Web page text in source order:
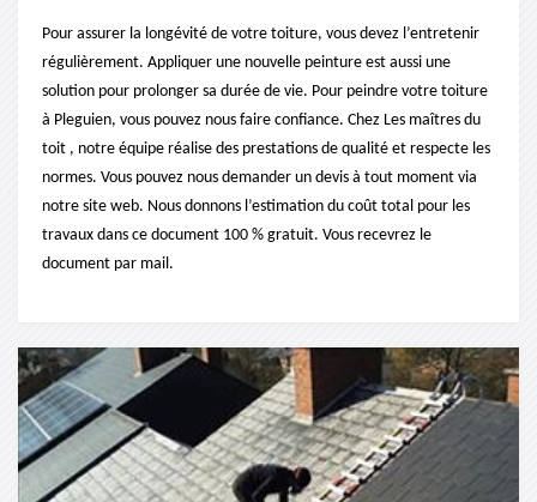
Pour assurer la longévité de votre toiture, vous devez l’entretenir
régulièrement. Appliquer une nouvelle peinture est aussi une
solution pour prolonger sa durée de vie. Pour peindre votre toiture
à Pleguien, vous pouvez nous faire confiance. Chez Les maîtres du
toit , notre équipe réalise des prestations de qualité et respecte les
normes. Vous pouvez nous demander un devis à tout moment via
notre site web. Nous donnons l’estimation du coût total pour les
travaux dans ce document 100 % gratuit. Vous recevrez le
document par mail.